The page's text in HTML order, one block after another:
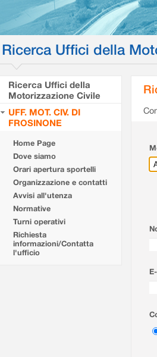
Ricerca Uffici della
Ricerca Uffici della
Motorizzazione Civile
UFF. MOT. CIV. DI
FROSINONE
Home Page
Dove siamo
Orari apertura sportelli
Organizzazione e contatti
Avvisi all'utenza
Normative
Turni operativi
Richiesta
informazioni/Contatta
l'ufficio